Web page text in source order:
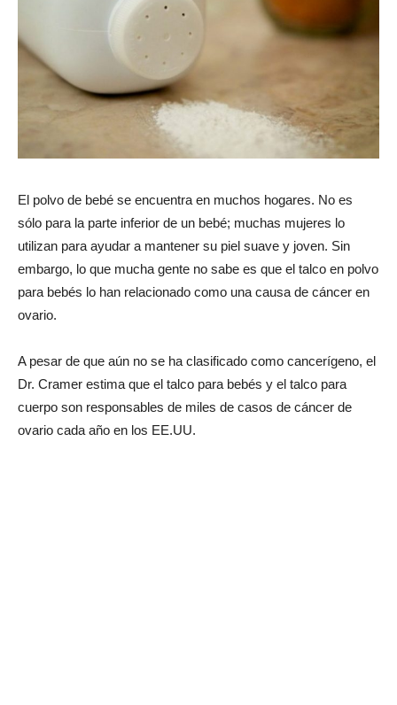
El polvo de bebé se encuentra en muchos hogares. No es
sólo para la parte inferior de un bebé; muchas mujeres lo
utilizan para ayudar a mantener su piel suave y joven. Sin
embargo, lo que mucha gente no sabe es que el talco en polvo
para bebés lo han relacionado como una causa de cáncer en
ovario.
A pesar de que aún no se ha clasificado como cancerígeno, el
Dr. Cramer estima que el talco para bebés y el talco para
cuerpo son responsables de miles de casos de cáncer de
ovario cada año en los EE.UU.